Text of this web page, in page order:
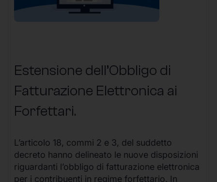
Estensione dell’Obbligo di
Fatturazione Elettronica ai
Forfettari.
L’articolo 18, commi 2 e 3, del suddetto
decreto hanno delineato le nuove disposizioni
riguardanti l’obbligo di fatturazione elettronica
per i contribuenti in regime forfettario. In